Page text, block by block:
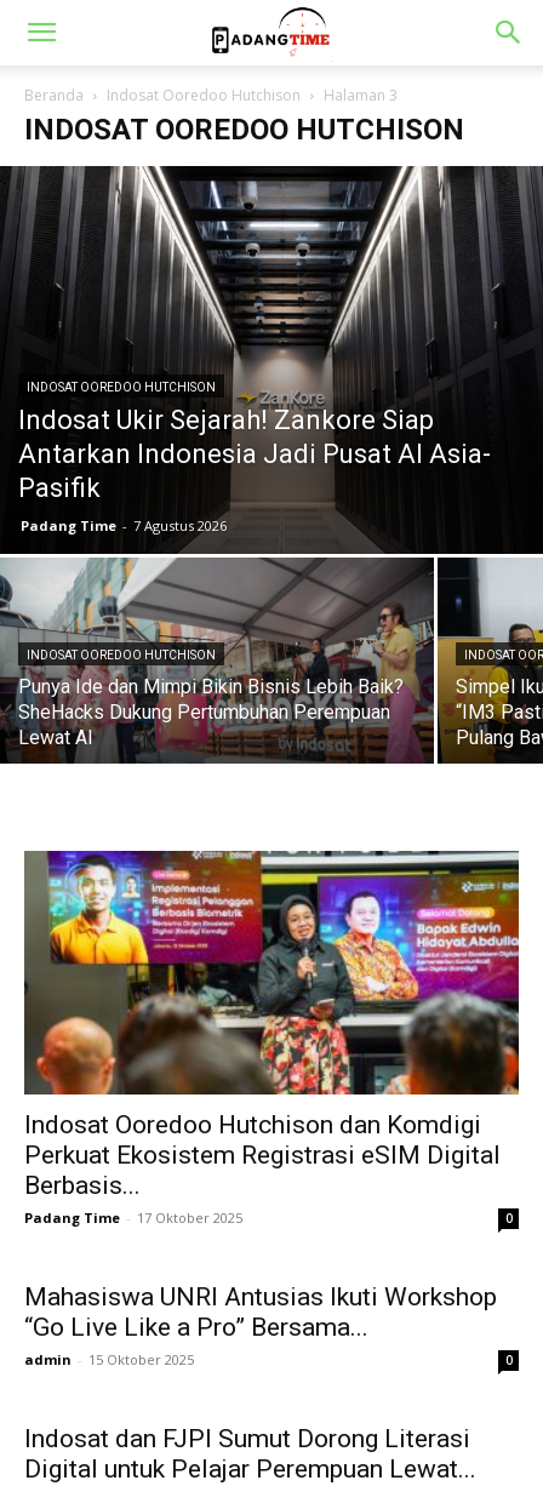
Beranda Indosat Ooredoo Hutchison Halaman 3
INDOSAT OOREDOO HUTCHISON
INDOSAT OOREDOO HUTCHISON
Indosat Ukir Sejarah! Zankore Siap
Antarkan Indonesia Jadi Pusat AI Asia-
Pasifik
Padang Time - 7 Agustus 2026
INDOSAT OOREDOO HUTCHISON
Punya Ide dan Mimpi Bikin Bisnis Lebih Baik?
SheHacks Dukung Pertumbuhan Perempuan
Lewat AI
INDOSAT
Simpel
“IM3
Pulang
Indosat Ooredoo Hutchison dan Komdigi
Perkuat Ekosistem Registrasi eSIM Digital
Berbasis...
Padang Time - 17 Oktober 2025 0
Mahasiswa UNRI Antusias Ikuti Workshop
“Go Live Like a Pro” Bersama...
admin - 15 Oktober 2025 0
Indosat dan FJPI Sumut Dorong Literasi
Digital untuk Pelajar Perempuan Lewat...